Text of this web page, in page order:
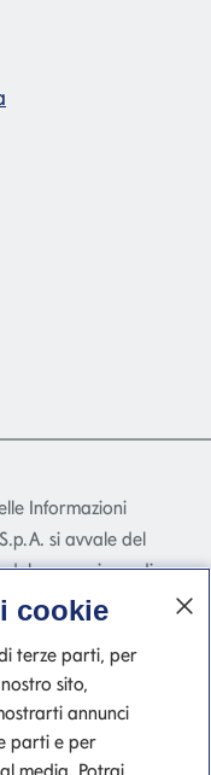
Informazioni
si avvale del
del meccanismo di
4 - Roma - a
CONSOB n.
cookie
terze parti, per
sito,
annunci
parti e per